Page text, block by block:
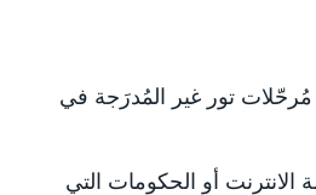
تور غير المُدرَجة في
أو الحكومات التي